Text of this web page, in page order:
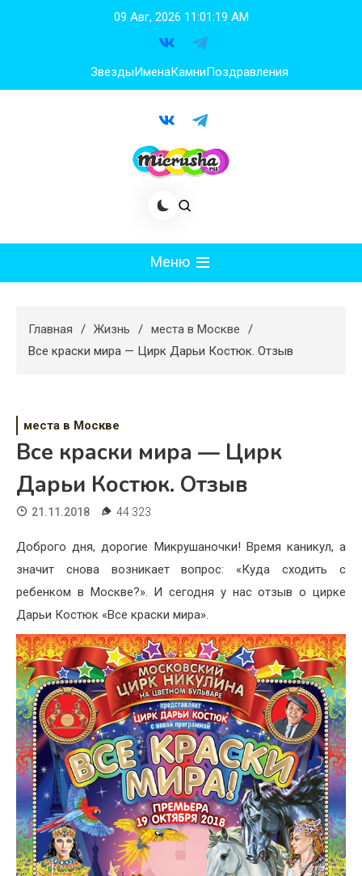
09 Авг, 2026 11:01:20 AM
ЗвездыИменаКамниПоздравления
Меню
Худеем
Жизнь
Хобби
Красота
Недвижимость
Главная Жизнь
места в Москве
Все краски мира — Цирк Дарьи Костюк. Отзыв
места в Москве
Все краски мира — Цирк
Дарьи Костюк. Отзыв
21.11.2018 44 323
Доброго дня, дорогие Микрушаночки! Время каникул, а
значит снова возникает вопрос: «Куда сходить с
ребенком в Москве?». И сегодня у нас отзыв о цирке
Дарьи Костюк «Все краски мира».